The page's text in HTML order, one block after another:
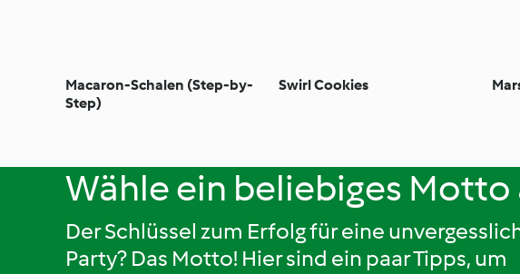
Macaron-Schalen (Step-by-
Step)
Swirl Cookies
Wähle ein beliebiges Motto
Der Schlüssel zum Erfolg für eine
Party? Das Motto! Hier sind ein paar Tipps, um